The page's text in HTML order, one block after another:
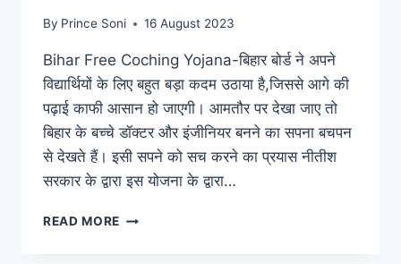
By Prince Soni 16 August 2023
Bihar Free Coching Yojana-बिहार बोर्ड ने अपने
विद्यार्थियों के लिए बहुत बड़ा कदम उठाया है,जिससे आगे की
पढ़ाई काफी आसान हो जाएगी। आमतौर पर देखा जाए तो
बिहार के बच्चे डॉक्टर और इंजीनियर बनने का सपना बचपन
से देखते हैं। इसी सपने को सच करने का प्रयास नीतीश
सरकार के द्वारा इस योजना के द्वारा…
READ MORE FREE